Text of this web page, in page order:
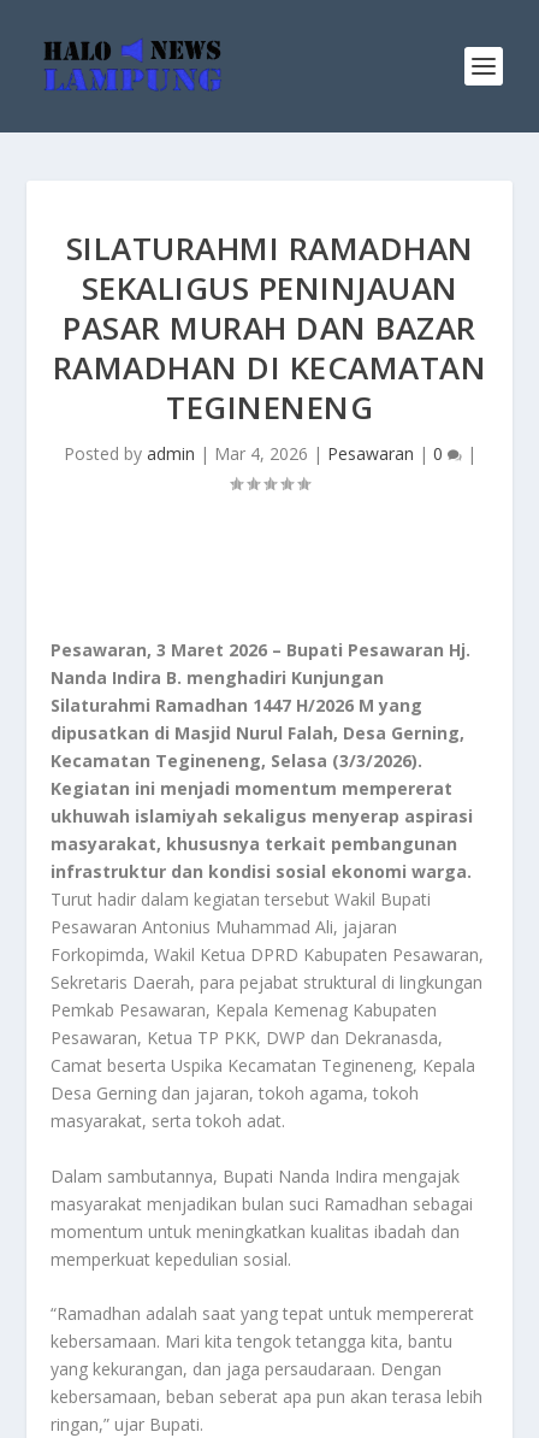
SILATURAHMI RAMADHAN
SEKALIGUS PENINJAUAN
PASAR MURAH DAN BAZAR
RAMADHAN DI KECAMATAN
TEGINENENG
Posted by admin | Mar 4, 2026 | Pesawaran | 0 |
Pesawaran, 3 Maret 2026 – Bupati Pesawaran Hj.
Nanda Indira B. menghadiri Kunjungan
Silaturahmi Ramadhan 1447 H/2026 M yang
dipusatkan di Masjid Nurul Falah, Desa Gerning,
Kecamatan Tegineneng, Selasa (3/3/2026).
Kegiatan ini menjadi momentum mempererat
ukhuwah islamiyah sekaligus menyerap aspirasi
masyarakat, khususnya terkait pembangunan
infrastruktur dan kondisi sosial ekonomi warga.
Turut hadir dalam kegiatan tersebut Wakil Bupati
Pesawaran Antonius Muhammad Ali, jajaran
Forkopimda, Wakil Ketua DPRD Kabupaten Pesawaran,
Sekretaris Daerah, para pejabat struktural di lingkungan
Pemkab Pesawaran, Kepala Kemenag Kabupaten
Pesawaran, Ketua TP PKK, DWP dan Dekranasda,
Camat beserta Uspika Kecamatan Tegineneng, Kepala
Desa Gerning dan jajaran, tokoh agama, tokoh
masyarakat, serta tokoh adat.
Dalam sambutannya, Bupati Nanda Indira mengajak
masyarakat menjadikan bulan suci Ramadhan sebagai
momentum untuk meningkatkan kualitas ibadah dan
memperkuat kepedulian sosial.
“Ramadhan adalah saat yang tepat untuk mempererat
kebersamaan. Mari kita tengok tetangga kita, bantu
yang kekurangan, dan jaga persaudaraan. Dengan
kebersamaan, beban seberat apa pun akan terasa lebih
ringan,” ujar Bupati.